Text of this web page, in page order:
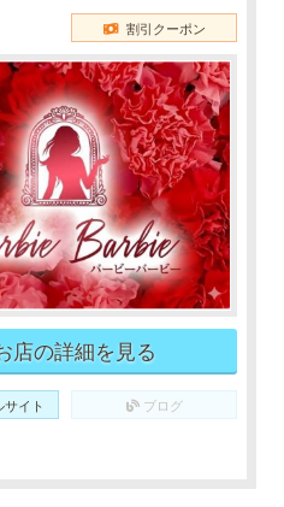
割引クーポン
店の詳細を見る
サイト ブログ